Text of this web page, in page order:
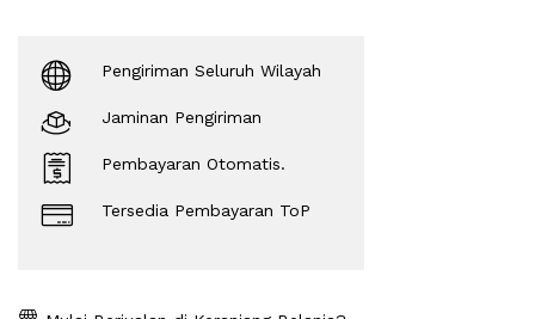
Pengiriman Seluruh Wilayah
Jaminan Pengiriman
Pembayaran Otomatis.
Tersedia Pembayaran ToP